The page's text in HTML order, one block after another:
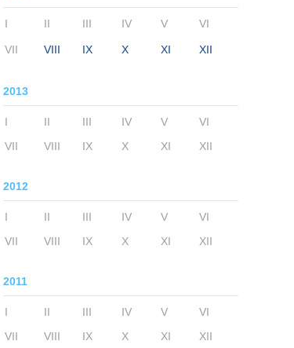
I II III IV V VI
VII VIII IX X XI XII
2013
I II III IV V
VI
VII
VIII IX X XI XII
2012
I II III IV V
VI
VII
VIII IX X XI XII
2011
I II III IV V
VI
VII
VIII IX X XI XII